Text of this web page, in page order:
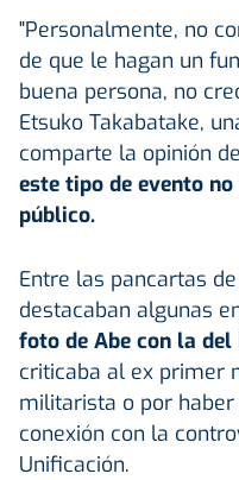
"Personalmente, no
de que le hagan un
buena persona, no
Etsuko Takabatake,
comparte la opinión
este tipo de evento
público.
Entre las pancartas
destacaban algunas
foto de Abe con la
criticaba al ex primer
militarista o por
conexión con la
Unificación.